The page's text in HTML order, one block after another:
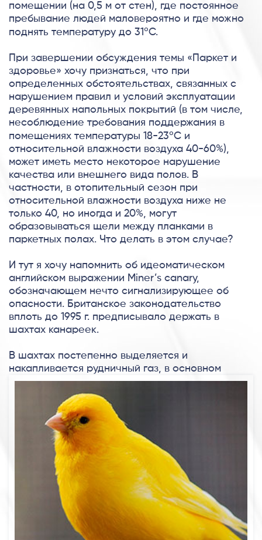
помещении (на 0,5 м от стен), где постоянное
пребывание людей маловероятно и где можно
поднять температуру до 31ºС.
При завершении обсуждения темы «Паркет и
здоровье» хочу признаться, что при
определенных обстоятельствах, связанных с
нарушением правил и условий эксплуатации
деревянных напольных покрытий (в том числе,
несоблюдение требования поддержания в
помещениях температуры 18-23ºС и
относительной влажности воздуха 40-60%),
может иметь место некоторое нарушение
качества или внешнего вида полов. В
частности, в отопительный сезон при
относительной влажности воздуха ниже не
только 40, но иногда и 20%, могут
образовываться щели между планками в
паркетных полах. Что делать в этом случае?
И тут я хочу напомнить об идеоматическом
английском выражении Miner’s canary,
обозначающем нечто сигнализирующее об
опасности. Британское законодательство
вплоть до 1995 г. предписывало держать в
шахтах канареек.
В шахтах постепенно выделяется и
накапливается рудничный газ, в основном